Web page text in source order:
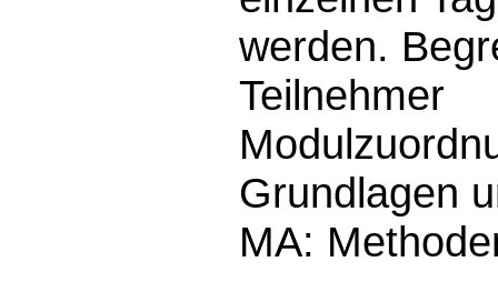
werden.
Teilnehmer
Grundlagen
MA: